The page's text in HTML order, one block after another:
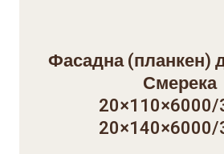
Фасадна (планкен)
Смерека
20×110×6000/
20×140×6000/